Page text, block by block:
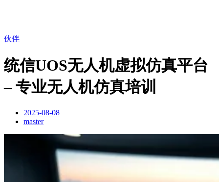
伙伴
统信UOS无人机虚拟仿真平台
– 专业无人机仿真培训
2025-08-08
master